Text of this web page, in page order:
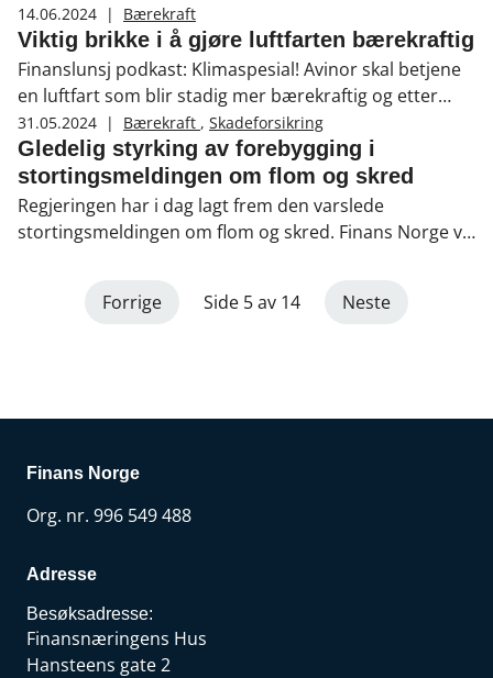
relativt lave nivåer har vi sett en betydelig vekst i
grønne utlån fra 2022 til 2023. Det er spesielt grønne
boliglån som driver veksten, sier Mari Betanzo, fagsjef
bærekraft i Finans Norge.
14.06.2024 | Bærekraft
Viktig brikke i å gjøre luftfarten bærekraftig
Finanslunsj podkast: Klimaspesial! Avinor skal betjene
en luftfart som blir stadig mer bærekraftig og etter
hvert fossilfri. Abraham Foss, konsernsjef i Avinor,
forteller hvordan de er en pådriver for omstillingen
gjennom å fremskynde utviklingen av morgendagens
flyflåte, utbygging av nødvendig infrastruktur og
tilrettelegging av luftrommet.
31.05.2024 | Bærekraft , Skadeforsikring
Gledelig styrking av forebygging i
stortingsmeldingen om flom og skred
Regjeringen har i dag lagt frem den varslede
stortingsmeldingen om flom og skred. Finans Norge vil
sikrer liv og infrastruktur mot et stadig mer
Forrige Side 5 av 14 Neste
Finans Norge
Org. nr. 996 549 488
Adresse
Besøksadresse:
Finansnæringens Hus
Hansteens gate 2